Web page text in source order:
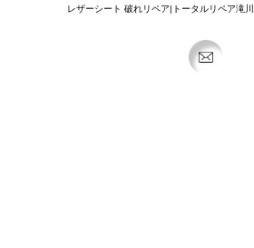
レザーシート 破れリペア|トータルリペア滝川